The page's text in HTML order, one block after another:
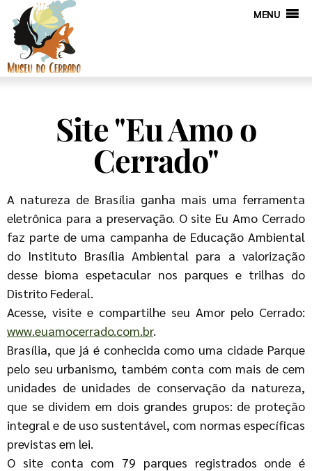
MENU
Site "Eu Amo o
Cerrado"
A natureza de Brasília ganha mais uma ferramenta
eletrônica para a preservação. O site Eu Amo Cerrado
faz parte de uma campanha de Educação Ambiental
do Instituto Brasília Ambiental para a valorização
desse bioma espetacular nos parques e trilhas do
Distrito Federal.
Acesse, visite e compartilhe seu Amor pelo Cerrado:
www.euamocerrado.com.br.
Brasília, que já é conhecida como uma cidade Parque
pelo seu urbanismo, também conta com mais de cem
unidades de unidades de conservação da natureza,
que se dividem em dois grandes grupos: de proteção
integral e de uso sustentável, com normas específicas
previstas em lei.
O site conta com 79 parques registrados onde é